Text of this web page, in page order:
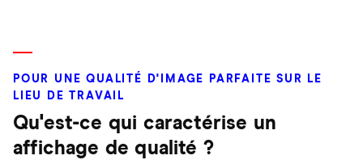
POUR UNE QUALITÉ D'IMAGE PARFAITE SUR LE
LIEU DE TRAVAIL
Qu'est-ce qui caractérise un
affichage de qualité ?